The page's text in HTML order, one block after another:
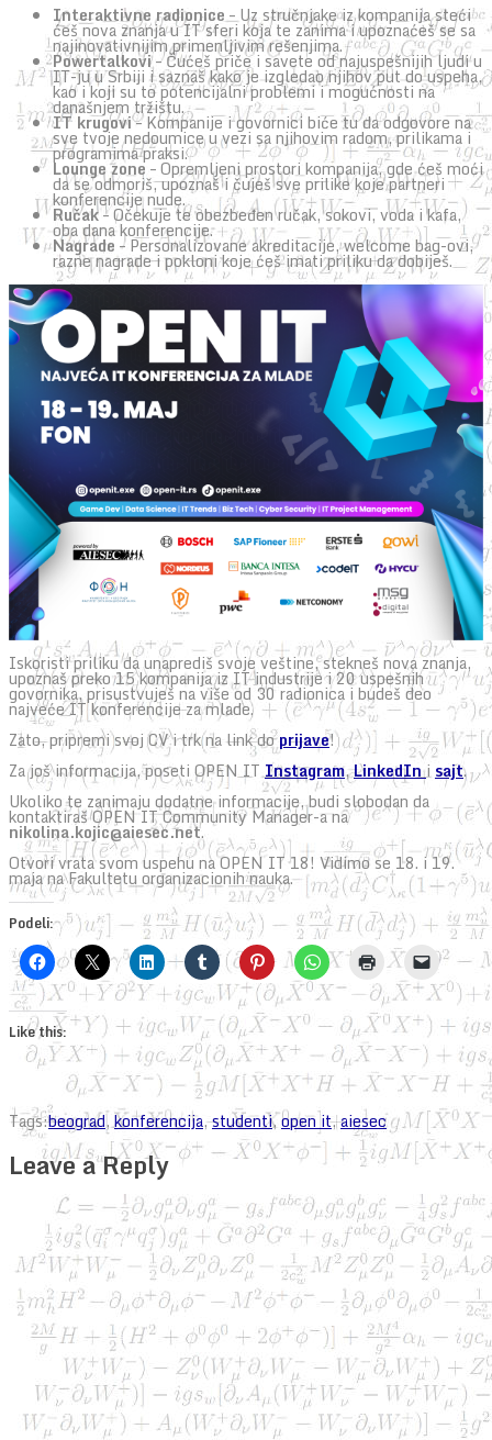
Interaktivne radionice– Uz stručnjake iz kompanija steći
ćeš nova znanja u IT sferi koja te zanima i upoznaćeš se sa
najinovativnijim primenljivim rešenjima.
Powertalkovi– Čućeš priče i savete od najuspešnijih ljudi u
IT-ju u Srbiji i saznaš kako je izgledao njihov put do uspeha,
kao i koji su to potencijalni problemi i mogućnosti na
današnjem tržištu.
IT krugovi– Kompanije i govornici biće tu da odgovore na
sve tvoje nedoumice u vezi sa njihovim radom, prilikama i
programima praksi.
Lounge zone – Opremljeni prostori kompanija, gde ćeš moći
da se odmoriš, upoznaš i čuješ sve prilike koje partneri
konferencije nude.
Ručak– Očekuje te obezbeđen ručak, sokovi, voda i kafa,
oba dana konferencije.
Nagrade – Personalizovane akreditacije, welcome bag-ovi,
razne nagrade i pokloni koje ćeš imati priliku da dobiješ.
Iskoristi priliku da unaprediš svoje veštine, stekneš nova znanja,
upoznaš preko 15 kompanija iz IT industrije i 20 uspešnih
govornika, prisustvuješ na više od 30 radionica i budeš deo
najveće IT konferencije za mlade.
Zato, pripremi svoj CV i trk na link doprijave!
Za još informacija, poseti OPEN ITInstagram,LinkedInisajt.
Ukoliko te zanimaju dodatne informacije, budi slobodan da
kontaktiraš OPEN IT Community Manager-a na
nikolina.kojic@aiesec.net.
Otvori vrata svom uspehu na OPEN IT 18! Vidimo se 18. i 19.
maja na Fakultetu organizacionih nauka.
Podeli:
Like this:
Tags:beograd,konferencija,studenti,open it,aiesec
Leave a Reply